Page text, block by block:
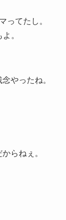
ってたし。
。
やったね。
らねぇ。